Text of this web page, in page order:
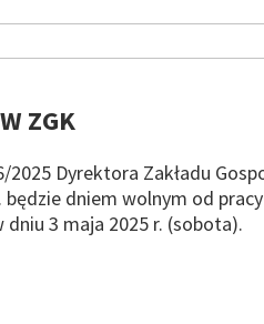
ZGK
Dyrektora Zakładu
dniem wolnym od
3 maja 2025 r. (sobota).